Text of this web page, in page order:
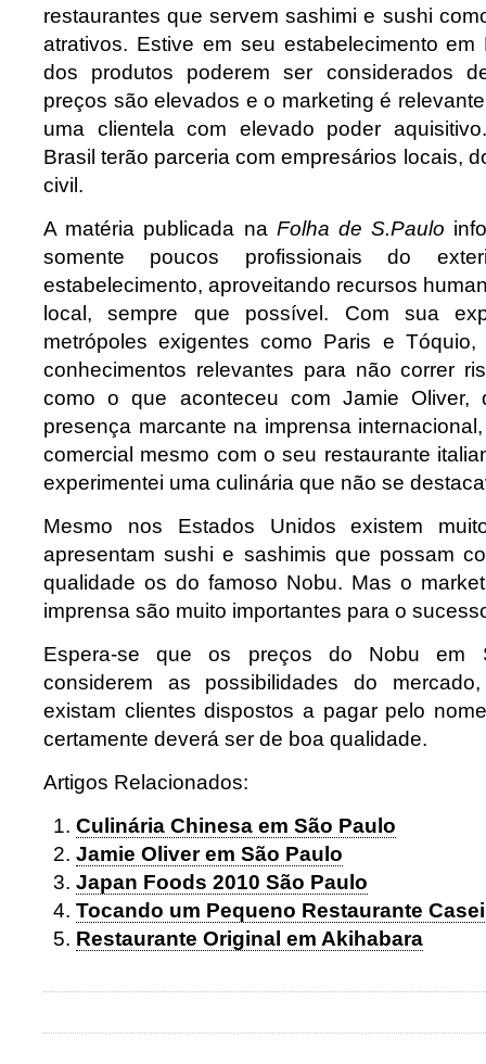
restaurantes que servem sashimi e sushi
atrativos. Estive em seu estabelecimento
dos produtos poderem ser considerados
preços são elevados e o marketing é
uma clientela com elevado poder
Brasil terão parceria com empresários locais,
civil.
A matéria publicada na Folha de S.Paulo
somente poucos profissionais do
estabelecimento, aproveitando recursos
local, sempre que possível. Com sua
metrópoles exigentes como Paris e
conhecimentos relevantes para não correr
como o que aconteceu com Jamie Oliver,
presença marcante na imprensa
comercial mesmo com o seu restaurante
experimentei uma culinária que não se
Mesmo nos Estados Unidos existem
apresentam sushi e sashimis que possam
qualidade os do famoso Nobu. Mas o
imprensa são muito importantes para o
Espera-se que os preços do Nobu em
considerem as possibilidades do
existam clientes dispostos a pagar pelo
certamente deverá ser de boa qualidade.
Artigos Relacionados:
Culinária Chinesa em São Paulo
Jamie Oliver em São Paulo
Japan Foods 2010 São Paulo
Tocando um Pequeno Restaurante
Restaurante Original em Akihabara